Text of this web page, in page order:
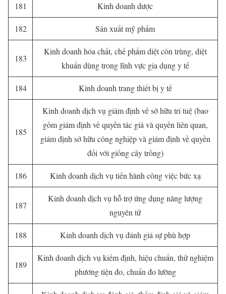
181 Kinh doanh dược
182 Sản xuất mỹ phẩm
183
Kinh doanh hóa chất, chế phẩm diệt côn trùng, diệt
khuẩn dùng trong lĩnh vực gia dụng y tế
184 Kinh doanh trang thiết bị y tế
185
Kinh doanh dịch vụ giám định về sở hữu trí tuệ (bao
gồm giám định về quyền tác giả và quyền liên quan,
giám định sở hữu công nghiệp và giám định về quyền
đối với giống cây trồng)
186 Kinh doanh dịch vụ tiến hành công việc bức xạ
187
Kinh doanh dịch vụ hỗ trợ ứng dụng năng lượng
nguyên tử
188 Kinh doanh dịch vụ đánh giá sự phù hợp
189
Kinh doanh dịch vụ kiểm định, hiệu chuẩn, thử nghiệm
phương tiện đo, chuẩn đo lường